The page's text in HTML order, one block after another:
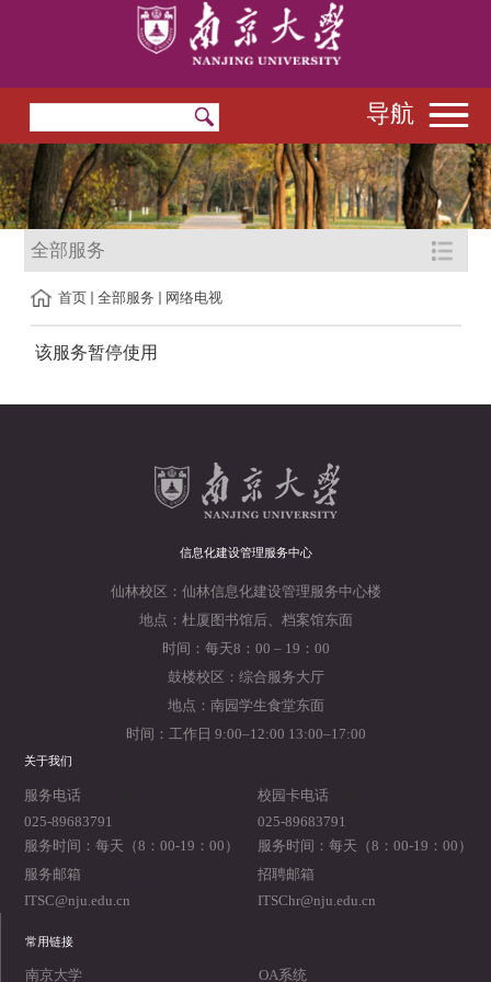
导航
全部服务
首页 全部服务 网络电视
该服务暂停使用
信息化建设管理服务中心
仙林校区：仙林信息化建设管理服务中心楼
地点：杜厦图书馆后、档案馆东面
时间：每天8：00 – 19：00
鼓楼校区：综合服务大厅
地点：南园学生食堂东面
时间：工作日 9:00–12:00 13:00–17:00
关于我们
服务电话
025-89683791
服务时间：每天（8：00-19：00）
校园卡电话
025-89683791
服务时间：每天（8：00-19：00）
服务邮箱
ITSC@nju.edu.cn
招聘邮箱
ITSChr@nju.edu.cn
常用链接
南京大学 OA系统